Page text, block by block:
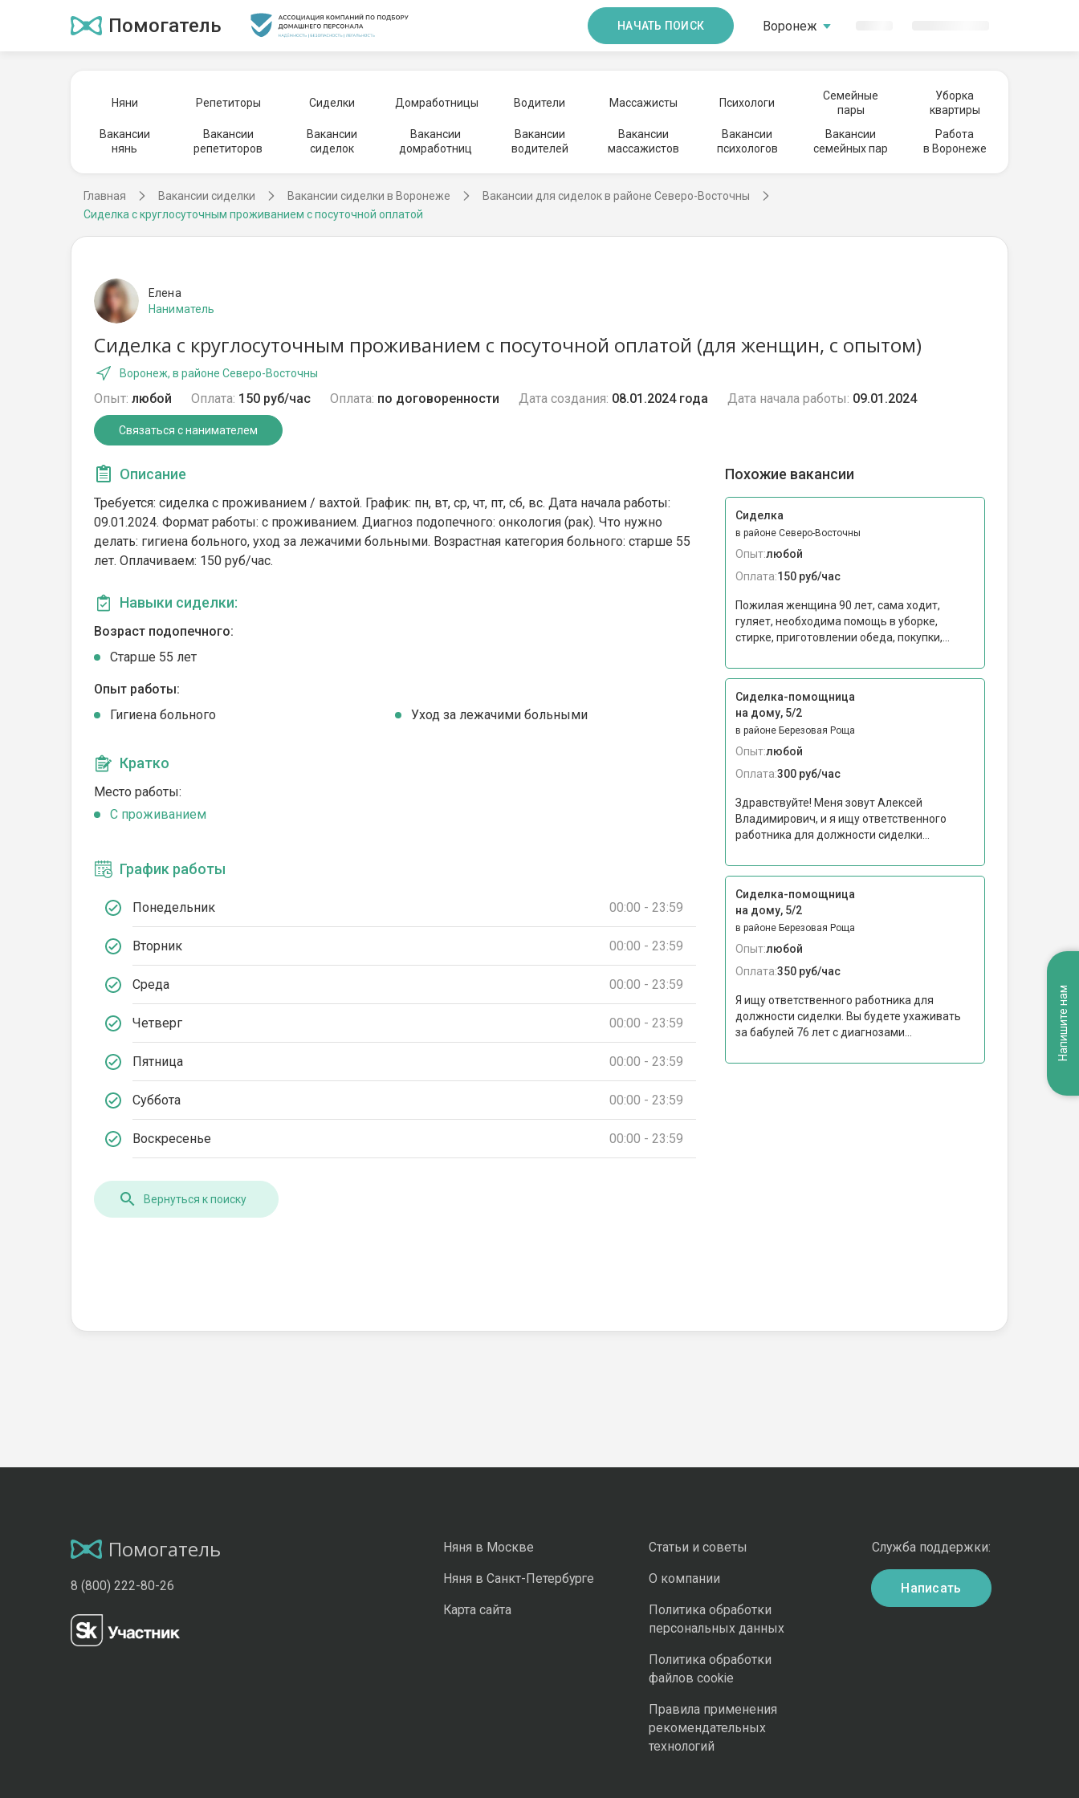
Помогатель НАЧАТЬ ПОИСК Воронеж
Няни Репетиторы Сиделки Домработницы Водители Массажисты Психологи
Семейные
пары
Уборка
квартиры
Вакансии
нянь
Вакансии
репетиторов
Вакансии
сиделок
Вакансии
домработниц
Вакансии
водителей
Вакансии
массажистов
Вакансии
психологов
Вакансии
семейных пар
Работа
в Воронеже
Главная Вакансии сиделки Вакансии сиделки в Воронеже
Вакансии для сиделок в районе Северо-Восточны
Сиделка с круглосуточным проживанием с посуточной оплатой
Елена
Наниматель
Сиделка с круглосуточным проживанием с посуточной оплатой (для женщин, с опытом)
Воронеж, в районе Северо-Восточны
Опыт: любой Оплата: 150 руб/час Оплата: по договоренности Дата создания: 08.01.2024 года Дата начала работы: 09.01.2024
Связаться с нанимателем
Описание
Требуется: сиделка с проживанием / вахтой. График: пн, вт, ср, чт, пт, сб, вс. Дата начала работы:
09.01.2024. Формат работы: c проживанием. Диагноз подопечного: онкология (рак). Что нужно
делать: гигиена больного, уход за лежачими больными. Возрастная категория больного: cтарше 55
лет. Оплачиваем: 150 руб/час.
Навыки сиделки:
Возраст подопечного:
Cтарше 55 лет
Опыт работы:
Гигиена больного
Уход за лежачими больными
Кратко
Место работы:
C проживанием
График работы
Понедельник 00:00 - 23:59
Вторник 00:00 - 23:59
Среда 00:00 - 23:59
Четверг 00:00 - 23:59
Пятница 00:00 - 23:59
Суббота 00:00 - 23:59
Воскресенье 00:00 - 23:59
Похожие вакансии
Сиделка
в районе Северо-Восточны
Опыт:любой
Оплата:150 руб/час
Пожилая женщина 90 лет, сама ходит,
гуляет, необходима помощь в уборке,
стирке, приготовлении обеда, покупки,...
Сиделка-помощница
на дому, 5/2
в районе Березовая Роща
Опыт:любой
Оплата:300 руб/час
Здравствуйте! Меня зовут Алексей
Владимирович, и я ищу ответственного
работника для должности сиделки...
Сиделка-помощница
на дому, 5/2
в районе Березовая Роща
Опыт:любой
Оплата:350 руб/час
Я ищу ответственного работника для
должности сиделки. Вы будете ухаживать
за бабулей 76 лет с диагнозами...
Вернуться к поиску
Помогатель
8 (800) 222-80-26
Няня в Москве
Няня в Санкт-Петербурге
Карта сайта
Статьи и советы
О компании
Политика обработки
персональных данных
Политика обработки
файлов cookie
Правила применения
рекомендательных
технологий
Служба поддержки:
Написать
Напишите нам